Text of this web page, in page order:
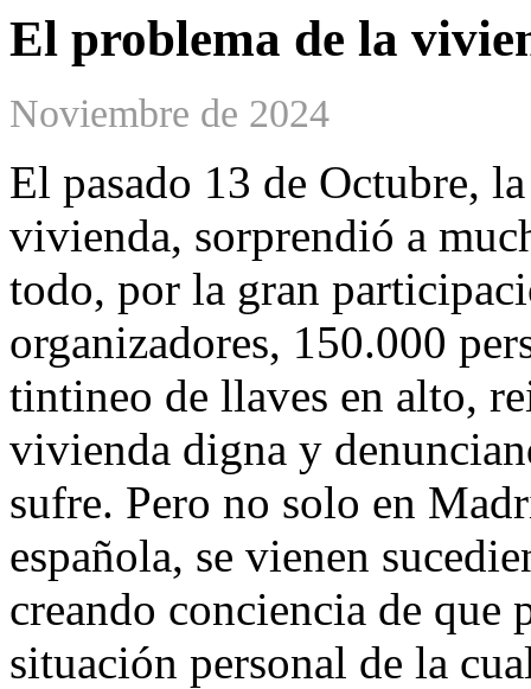
El problema de la
Noviembre de 2024
El pasado 13 de Octubre,
vivienda, sorprendió a
todo, por la gran
organizadores, 150.000
tintineo de llaves en alto,
vivienda digna y
sufre. Pero no solo en
española, se vienen
creando conciencia de que
situación personal de la